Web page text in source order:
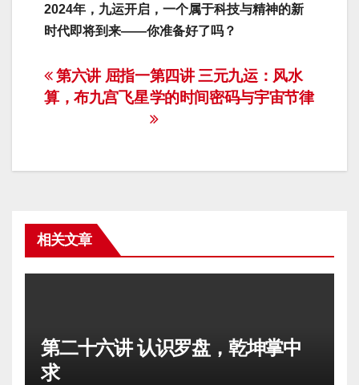
2024年，九运开启，一个属于科技与精神的新
时代即将到来——你准备好了吗？
文
章
航
第四讲 三元九运：风水
学的时间密码与宇宙节律
第六讲 屈指一
算，布九宫飞星
相关文章
第二十六讲 认识罗盘，乾坤掌中
求